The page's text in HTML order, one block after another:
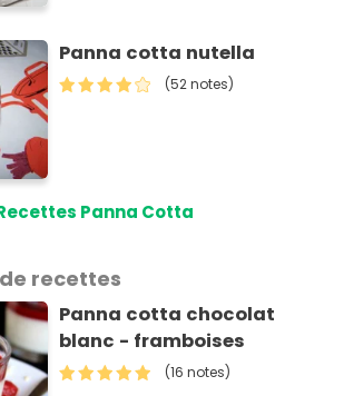
Panna cotta nutella
(52 notes)
Panna Cotta
recettes
Panna cotta chocolat
blanc - framboises
(16 notes)